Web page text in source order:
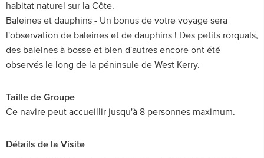
habitat naturel sur la Côte.
Baleines et dauphins - Un bonus de votre voyage sera
l'observation de baleines et de dauphins ! Des petits rorquals,
des baleines à bosse et bien d'autres encore ont été
observés le long de la péninsule de West Kerry.
Taille de Groupe
Ce navire peut accueillir jusqu'à 8 personnes maximum.
Détails de la Visite